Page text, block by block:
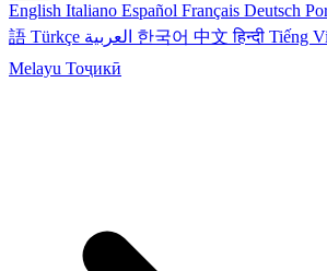
English Italiano Español Français Deutsch
語 Türkçe 한국어 中文हिन्दी Tiếng
Melayu Тоҷикӣ